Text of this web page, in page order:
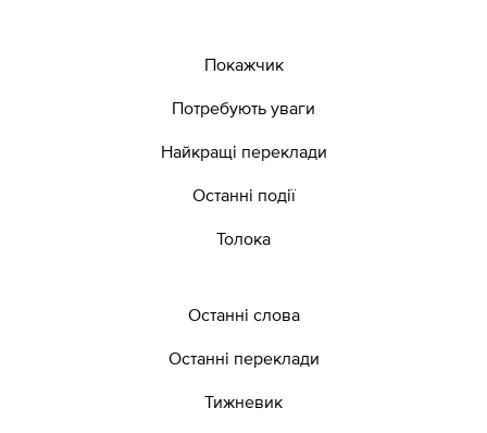
Покажчик
Потребують уваги
Найкращі переклади
Останні події
Толока
Останні слова
Останні переклади
Тижневик